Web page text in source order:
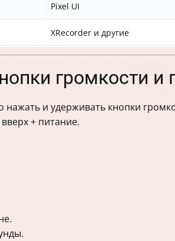
Pixel UI
XRecorder и другие
громкости и
и удерживать кнопки
+ питание.